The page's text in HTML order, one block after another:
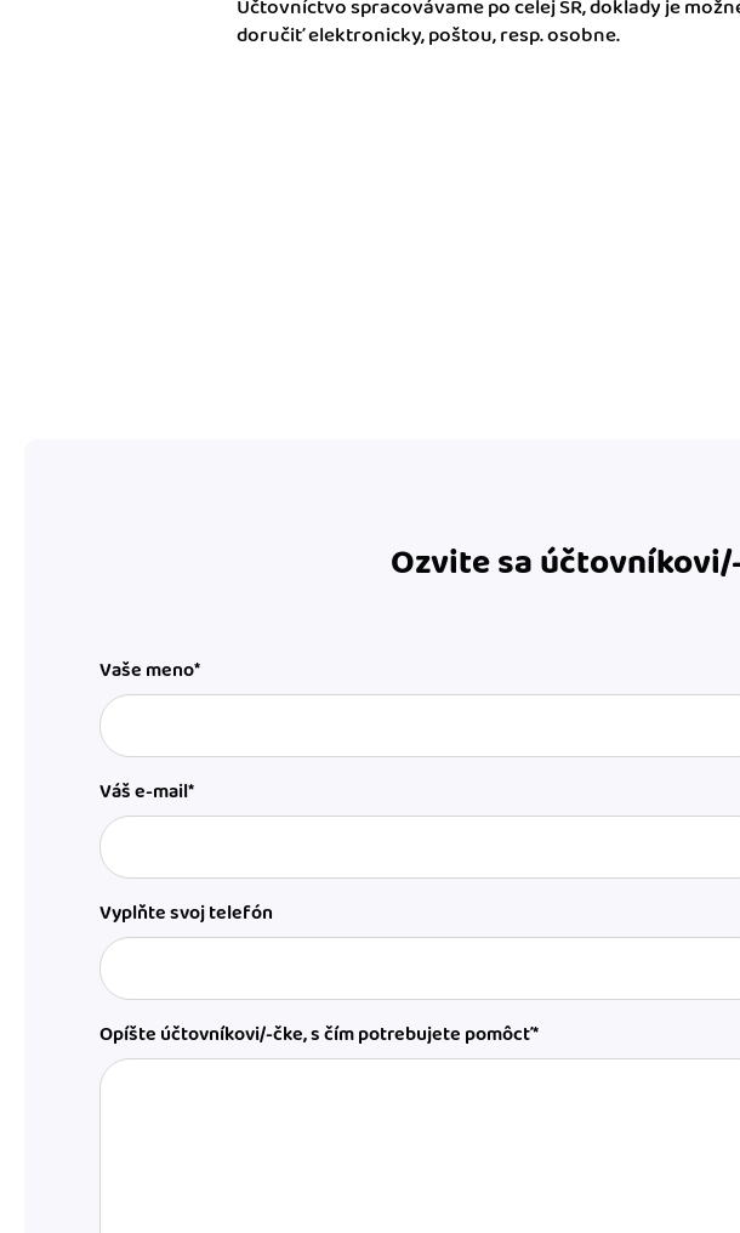
nonstop prístup k vašim dokladom.
Účtovníctvo spracovávame po celej SR, doklady je
doručiť elektronicky, poštou, resp. osobne.
Ozvite sa
Vaše meno*
Váš e-mail*
Vyplňte svoj telefón
Opíšte účtovníkovi/-čke, s čím potrebujete pomôcť*